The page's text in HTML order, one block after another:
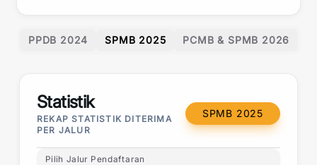
PPDB 2024 SPMB 2025 PCMB & SPMB 2026
Statistik
REKAP STATISTIK DITERIMA
PER JALUR
SPMB 2025
Pilih Jalur Pendaftaran
Pilih Jalur Pendaftaran